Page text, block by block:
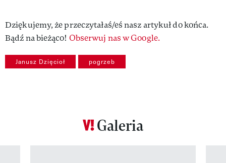
Dziękujemy, że przeczytałaś/eś nasz artykuł do końca.
Bądź na bieżąco! Obserwuj nas w Google.
Janusz Dzięcioł pogrzeb
Galeria